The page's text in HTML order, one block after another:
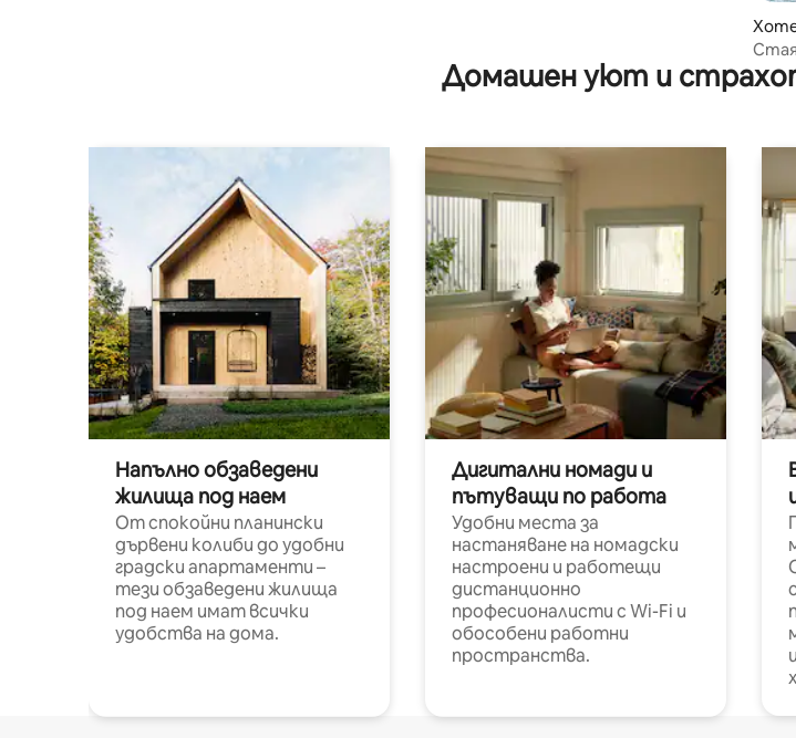
Стая
Домашен уют и
Напълно обзаведени
жилища под наем
От спокойни планински
дървени колиби до удобни
градски апартаменти –
тези обзаведени жилища
под наем имат всички
удобства на дома.
Дигитални номади и
пътуващи по работа
Удобни места за
настаняване на номадски
настроени и работещи
дистанционно
професионалисти с Wi-Fi и
обособени работни
пространства.